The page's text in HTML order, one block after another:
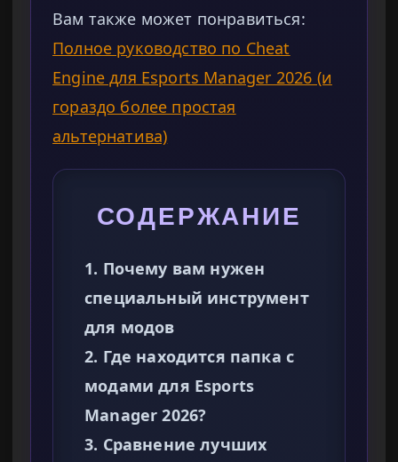
Вам также может понравиться:
Полное руководство по Cheat
Engine для Esports Manager 2026 (и
гораздо более простая
альтернатива)
СОДЕРЖАНИЕ
1. Почему вам нужен
специальный инструмент
для модов
2. Где находится папка с
модами для Esports
Manager 2026?
3. Сравнение лучших